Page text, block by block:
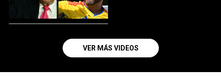
VER MÁS VIDEOS